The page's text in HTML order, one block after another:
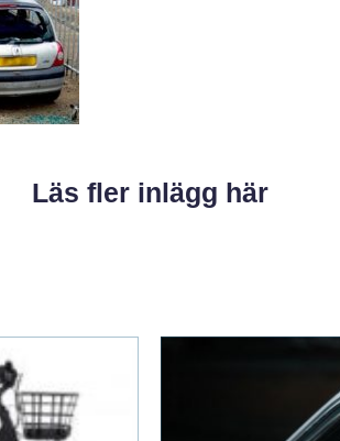
Läs fler inlägg här